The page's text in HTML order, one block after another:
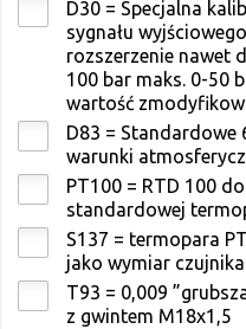
D30 = Specjalna
sygnału
rozszerzenie nawet
100 bar maks. 0-50
wartość
D83 = Standardowe
warunki
PT100 = RTD 100
standardowej
S137 = termopara
jako wymiar
T93 = 0,009
z gwintem M18x1,5